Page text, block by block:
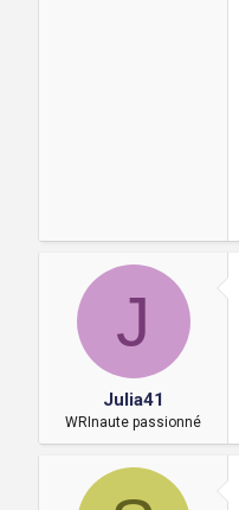
J
Julia41
WRInaute passionné